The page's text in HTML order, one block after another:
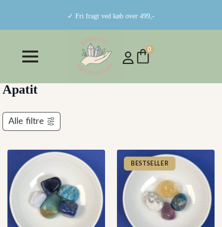
✓ Fri fragt ved køb over 499,-
0
Apatit
Alle filtre
BESTSELLER